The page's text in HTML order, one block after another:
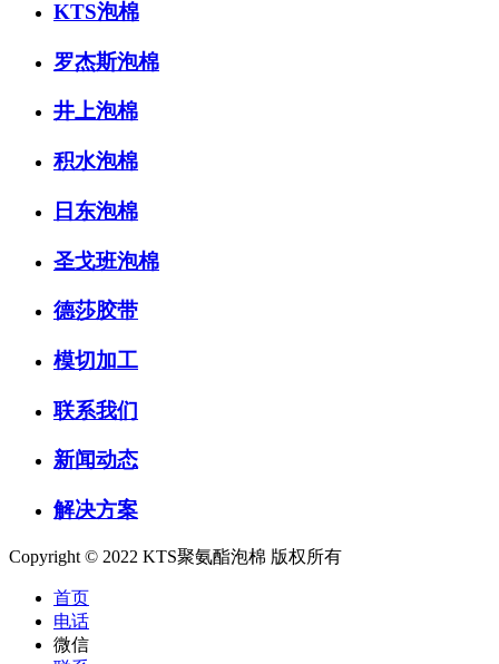
KTS泡棉
罗杰斯泡棉
井上泡棉
积水泡棉
日东泡棉
圣戈班泡棉
德莎胶带
模切加工
联系我们
新闻动态
解决方案
Copyright © 2022 KTS聚氨酯泡棉 版权所有
首页
电话
微信